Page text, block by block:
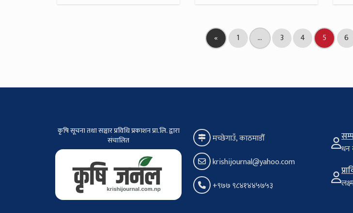
« 1 … 3 4 5 6
कृषि सूचना तथा सञ्चार प्रविधि प्रकाशन प्रा.लि. द्वारा
संचालित
मच्छेगाउँ, काठमाडौँ
krishijournal@yahoo.com
+९७७ ९८४१४४५७५३
धन